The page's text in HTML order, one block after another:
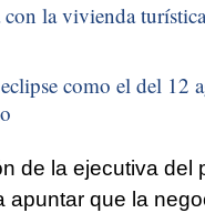
la vivienda
como el del 12
de la ejecutiva del
apuntar que la